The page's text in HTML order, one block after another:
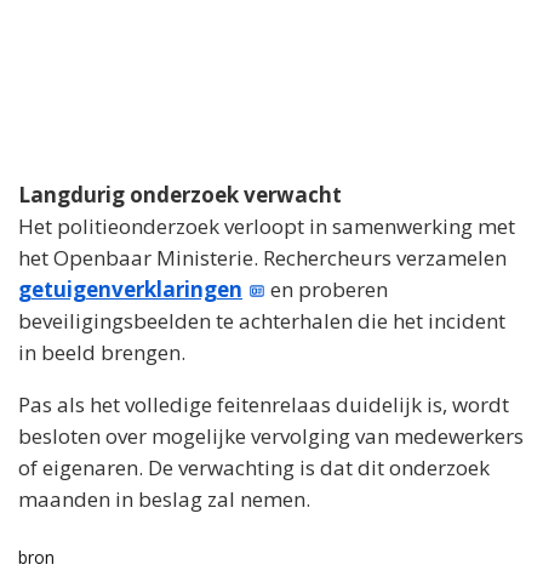
Langdurig onderzoek verwacht
Het politieonderzoek verloopt in samenwerking met
het Openbaar Ministerie. Rechercheurs verzamelen
getuigenverklaringen
en proberen
beveiligingsbeelden te achterhalen die het incident
in beeld brengen.
Pas als het volledige feitenrelaas duidelijk is, wordt
besloten over mogelijke vervolging van medewerkers
of eigenaren. De verwachting is dat dit onderzoek
maanden in beslag zal nemen.
bron